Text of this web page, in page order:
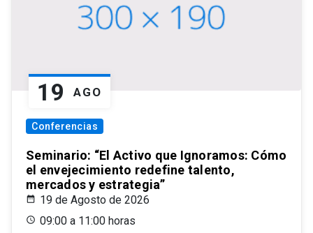
19 AGO
Conferencias
Seminario: “El Activo que Ignoramos: Cómo
el envejecimiento redefine talento,
mercados y estrategia”
19 de Agosto de 2026
09:00 a 11:00 horas